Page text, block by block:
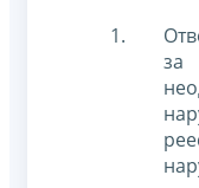
за